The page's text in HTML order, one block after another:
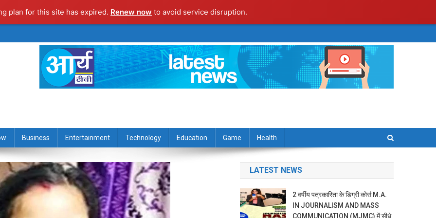
plan for this site has expired. Renew now to avoid service disruption.
Business Entertainment Technology Education Game Health
LATEST NEWS
2 वर्षीय पत्रकारिता के डिग्री कोर्स M.A.
IN JOURNALISM AND MASS
COMMUNICATION (MJMC) में सीधे